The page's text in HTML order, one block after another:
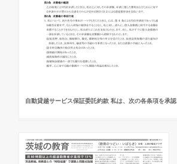
自動貸越サービス保証委託約款 私は、次の各条項を承認